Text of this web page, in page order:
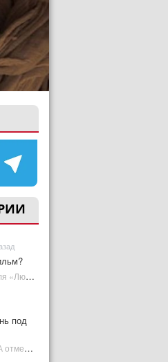
Marvel выбрали нового Циклопа для «Людей Икс» | Plugged In Ru
под
Новая «Игра в кальмара» про США отменена | Plugged In Ru